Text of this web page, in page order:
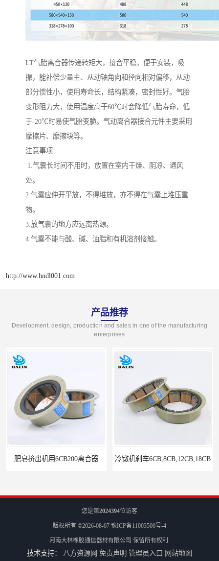
LT气胎离合器传递转矩大，接合平稳，便于安装，吸
振，能补偿少量主、从动轴角向和径向相对偏移，从动
部分惯性小，使用寿命长，结构紧凑，密封性好。气胎
变形阻力大，使用温度高于60℃时会降低气胎寿命，低
于-20℃时易使气胎变脆。气动离合器接合元件主要采用
摩擦片、摩擦块等。
注意事项
1.气囊长时间不用时，放置在室内干燥、阴凉、通风
处。
2.气囊应伸开平放，不得堆放，亦不得在气囊上堆压重
物。
3.放气囊的地方应远离热源。
4.气囊不能与酸、碱、油脂和有机溶剂接触。
http://www.hndl001.com
产品推荐
Development, design, production and sales in one of the manufacturing
enterprises
肥皂挤出机用6CB200离合器 冷镦机刹车6CB,8CB,12CB,18CB
您是第2024394位访客
版权所有 ©2026-08-07 豫ICP备11003500号-4
河南大林橡胶通信器材有限公司 保留所有权利.
技术支持： 八方资源网 免责声明 管理员入口 网站地图